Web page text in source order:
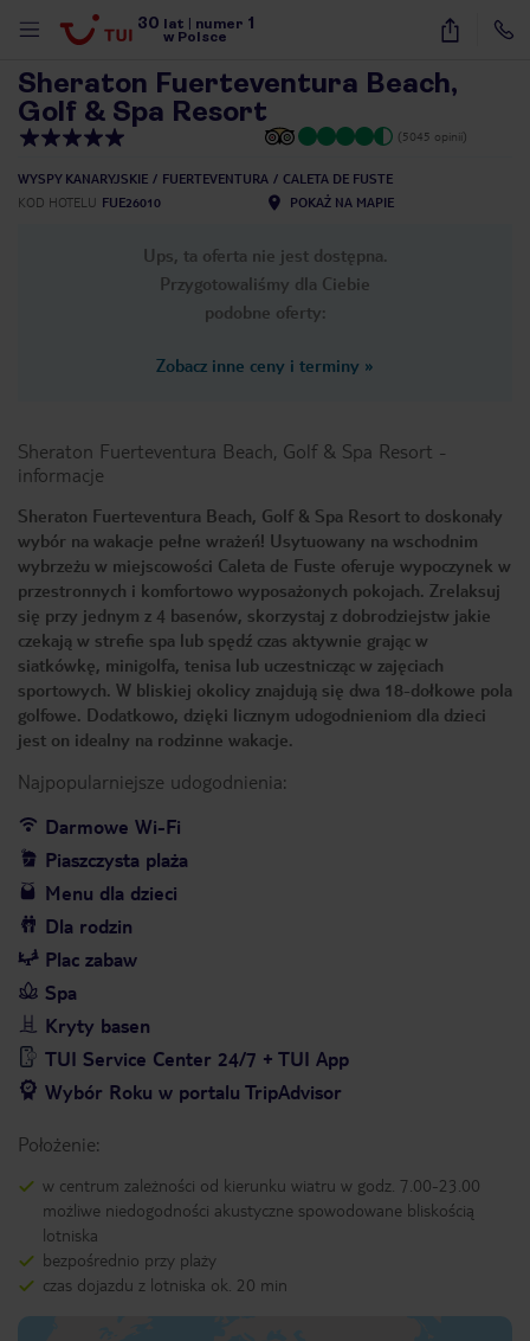
30 lat numer 1
w Polsce
29
Sheraton Fuerteventura Beach,
Golf & Spa Resort
(5045 opinii)
WYSPY KANARYJSKIE FUERTEVENTURA
CALETA DE FUSTE
KOD HOTELU FUE26010 POKAŻ NA MAPIE
Ups, ta oferta nie jest dostępna.
Przygotowaliśmy dla Ciebie
podobne oferty:
Zobacz inne ceny i terminy »
Sheraton Fuerteventura Beach, Golf & Spa Resort -
informacje
Sheraton Fuerteventura Beach, Golf & Spa Resort to doskonały
wybór na wakacje pełne wrażeń! Usytuowany na wschodnim
wybrzeżu w miejscowości Caleta de Fuste oferuje wypoczynek w
przestronnych i komfortowo wyposażonych pokojach. Zrelaksuj
się przy jednym z 4 basenów, skorzystaj z dobrodziejstw jakie
czekają w strefie spa lub spędź czas aktywnie grając w
siatkówkę, minigolfa, tenisa lub uczestnicząc w zajęciach
sportowych. W bliskiej okolicy znajdują się dwa 18-dołkowe pola
golfowe. Dodatkowo, dzięki licznym udogodnieniom dla dzieci
jest on idealny na rodzinne wakacje.
Najpopularniejsze udogodnienia:
Darmowe Wi-Fi
Piaszczysta plaża
Menu dla dzieci
Dla rodzin
Plac zabaw
Spa
Kryty basen
TUI Service Center 24/7 + TUI App
Wybór Roku w portalu TripAdvisor
Położenie:
w centrum zależności od kierunku wiatru w godz. 7.00-23.00
możliwe niedogodności akustyczne spowodowane bliskością
lotniska
bezpośrednio przy plaży
czas dojazdu z lotniska ok. 20 min